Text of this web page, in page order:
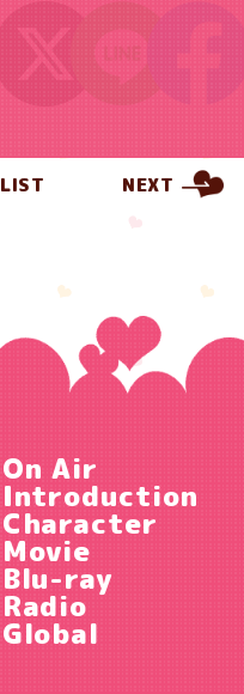
NEXT
On Air
Introduction
Character
Movie
Blu-ray
Radio
Global